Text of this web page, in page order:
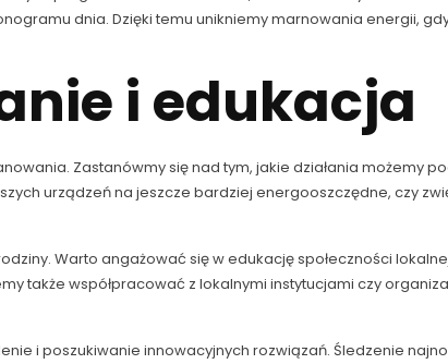
dnia. Dzięki temu unikniemy marnowania energii,
i edukacja
Zastanówmy się nad tym, jakie działania możemy
urządzeń na jeszcze bardziej energooszczędne, czy
Warto angażować się w edukację społeczności
także współpracować z lokalnymi instytucjami czy
i poszukiwanie innowacyjnych rozwiązań. Śledzenie